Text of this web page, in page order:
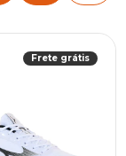
Frete grátis